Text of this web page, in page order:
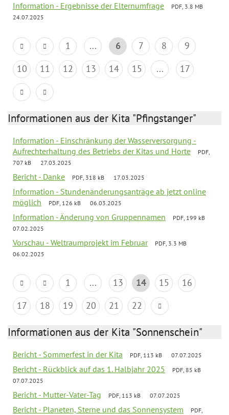
Information - Ergebnisse der Elternumfrage
PDF, 3.8 MB
24.07.2025
1 ... 6 7 8
9
10
11 12 13 14 15 ... 17
Informationen aus der Kita "Pfingstanger"
Information - Einschränkung der Wasserversorgung -
Aufrechterhaltung des Betriebs der Kitas und Horte
PDF,
707 kB
27.03.2025
Bericht - Danke PDF, 318 kB 17.03.2025
Information - Stundenänderungsanträge ab jetzt online
möglich
PDF, 126 kB 06.03.2025
Information - Änderung von Gruppennamen
PDF, 199 kB
07.02.2025
Vorschau - Weltraumprojekt im Februar
PDF, 3.3 MB
06.02.2025
1 ... 13 14 15
16
17
18 19 20 21 22
Informationen aus der Kita "Sonnenschein"
Bericht - Sommerfest in der Kita PDF, 113 kB 07.07.2025
Bericht - Rückblick auf das 1. Halbjahr 2025
PDF, 85 kB
07.07.2025
Bericht - Mutter-Vater-Tag PDF, 113 kB 07.07.2025
Bericht - Planeten, Sterne und das Sonnensystem
PDF,